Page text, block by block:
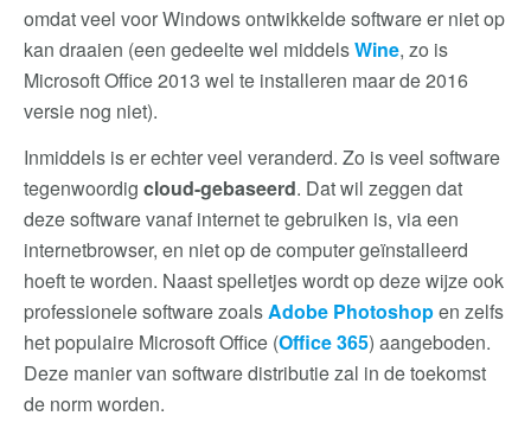
omdat veel voor Windows ontwikkelde software er niet op
kan draaien (een gedeelte wel middelsWine, zo is
Microsoft Office 2013 wel te installeren maar de 2016
versie nog niet).
Inmiddels is er echter veel veranderd. Zo is veel software
tegenwoordig cloud-gebaseerd. Dat wil zeggen dat
deze software vanaf internet te gebruiken is, via een
internetbrowser, en niet op de computer geïnstalleerd
hoeft te worden. Naast spelletjes wordt op deze wijze ook
professionele software zoalsAdobe Photoshopen zelfs
het populaire Microsoft Office (Office 365) aangeboden.
Deze manier van software distributie zal in de toekomst
de norm worden.